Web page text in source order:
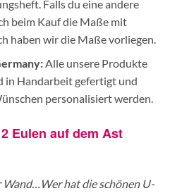
Falls du eine andere
beim Kauf die Maße mit
haben wir die Maße vorliegen.
Alle unsere Produkte
in Handarbeit gefertigt und
personalisiert werden.
Eulen auf dem Ast
Wand…Wer hat die schönen U-